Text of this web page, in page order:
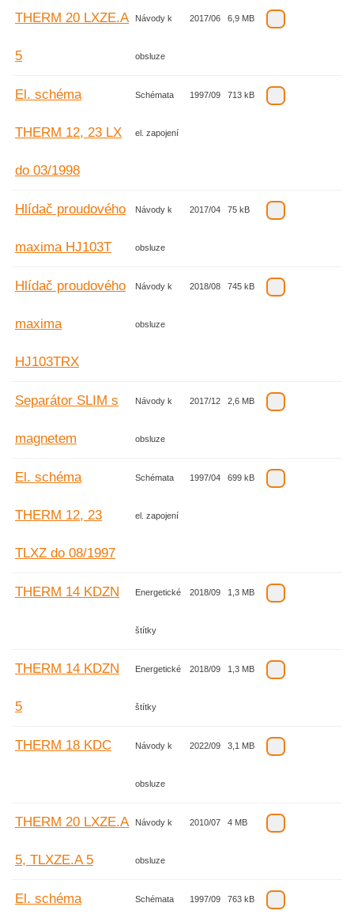
THERM 20 LXZE.A
5
Návody k
obsluze
2017/06 6,9 MB
El. schéma
THERM 12, 23 LX
do 03/1998
Schémata
el. zapojení
1997/09 713 kB
Hlídač proudového
maxima HJ103T
Návody k
obsluze
2017/04 75 kB
Hlídač proudového
maxima
HJ103TRX
Návody k
obsluze
2018/08 745 kB
Separátor SLIM s
magnetem
Návody k
obsluze
2017/12 2,6 MB
El. schéma
THERM 12, 23
TLXZ do 08/1997
Schémata
el. zapojení
1997/04 699 kB
THERM 14 KDZN Energetické
štítky
2018/09 1,3 MB
THERM 14 KDZN
5
Energetické
štítky
2018/09 1,3 MB
THERM 18 KDC Návody k
obsluze
2022/09 3,1 MB
THERM 20 LXZE.A
5, TLXZE.A 5
Návody k
obsluze
2010/07 4 MB
El. schéma Schémata 1997/09 763 kB